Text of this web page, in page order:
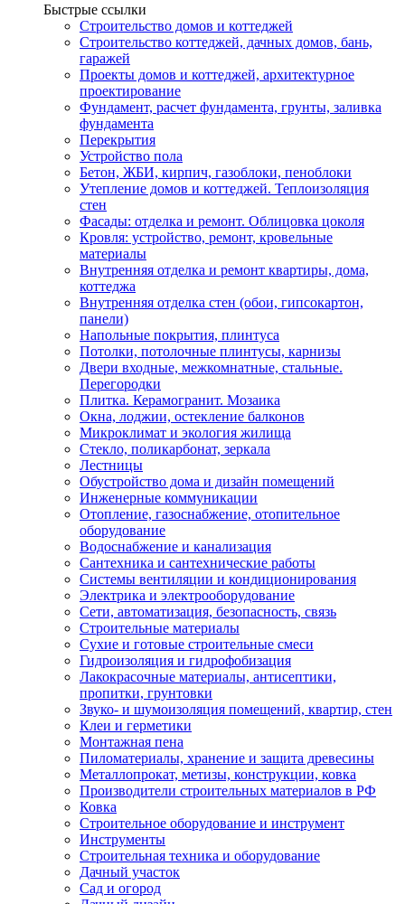
Быстрые ссылки
Строительство домов и коттеджей
Строительство коттеджей, дачных домов, бань,
гаражей
Проекты домов и коттеджей, архитектурное
проектирование
Фундамент, расчет фундамента, грунты, заливка
фундамента
Перекрытия
Устройство пола
Бетон, ЖБИ, кирпич, газоблоки, пеноблоки
Утепление домов и коттеджей. Теплоизоляция
стен
Фасады: отделка и ремонт. Облицовка цоколя
Кровля: устройство, ремонт, кровельные
материалы
Внутренняя отделка и ремонт квартиры, дома,
коттеджа
Внутренняя отделка стен (обои, гипсокартон,
панели)
Напольные покрытия, плинтуса
Потолки, потолочные плинтусы, карнизы
Двери входные, межкомнатные, стальные.
Перегородки
Плитка. Керамогранит. Мозаика
Окна, лоджии, остекление балконов
Микроклимат и экология жилища
Стекло, поликарбонат, зеркала
Лестницы
Обустройство дома и дизайн помещений
Инженерные коммуникации
Отопление, газоснабжение, отопительное
оборудование
Водоснабжение и канализация
Сантехника и сантехнические работы
Системы вентиляции и кондиционирования
Электрика и электрооборудование
Сети, автоматизация, безопасность, связь
Строительные материалы
Сухие и готовые строительные смеси
Гидроизоляция и гидрофобизация
Лакокрасочные материалы, антисептики,
пропитки, грунтовки
Звуко- и шумоизоляция помещений, квартир, стен
Клеи и герметики
Монтажная пена
Пиломатериалы, хранение и защита древесины
Металлопрокат, метизы, конструкции, ковка
Производители строительных материалов в РФ
Ковка
Строительное оборудование и инструмент
Инструменты
Строительная техника и оборудование
Дачный участок
Сад и огород